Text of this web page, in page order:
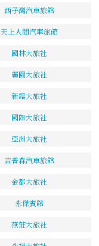
西子灣汽車旅館
天上人間汽車旅館
國林大旅社
麗園大旅社
新鎔大旅社
國際大旅社
亞洲大旅社
吉普森汽車旅館
金都大旅社
永傑賓館
燕莊大旅社